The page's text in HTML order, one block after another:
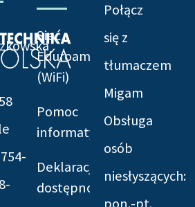
Sieć
Eduroam
(WiFi)
Pomoc
informatyczna
Deklaracja
dostępności
Połącz
się z
tłumaczem
Migam
Obsługa
osób
niesłyszących: